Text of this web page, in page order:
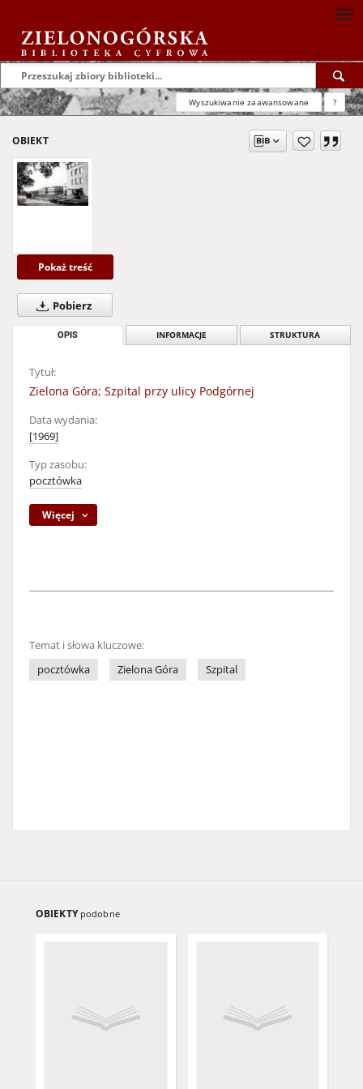
Wyszukiwanie zaawansowane ?
OBIEKT
Pokaż treść
Pobierz
OPIS INFORMACJE STRUKTURA
Tytuł:
Zielona Góra; Szpital przy ulicy Podgórnej
Data wydania:
[1969]
Typ zasobu:
pocztówka
Więcej
Temat i słowa kluczowe:
pocztówka
Zielona Góra Szpital
OBIEKTY podobne